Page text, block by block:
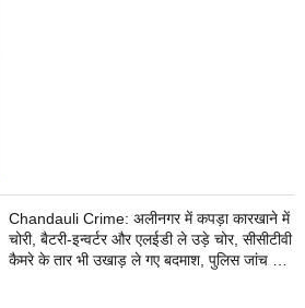
Chandauli Crime: अलीनगर में कपड़ा कारखाने में
चोरी, बैटरी-इन्वर्टर और एलईडी ले उड़े चोर, सीसीटीवी
कैमरे के तार भी उखाड़ ले गए बदमाश, पुलिस जांच में